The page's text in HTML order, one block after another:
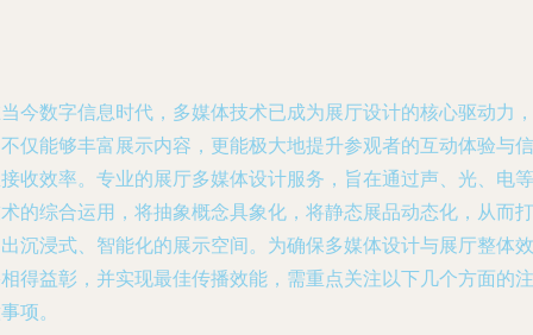
今数字信息时代，多媒体技术已成为展厅设计的核心驱动力，
仅能够丰富展示内容，更能极大地提升参观者的互动体验与信
收效率。专业的展厅多媒体设计服务，旨在通过声、光、电等
的综合运用，将抽象概念具象化，将静态展品动态化，从而打
沉浸式、智能化的展示空间。为确保多媒体设计与展厅整体效
得益彰，并实现最佳传播效能，需重点关注以下几个方面的注
项。